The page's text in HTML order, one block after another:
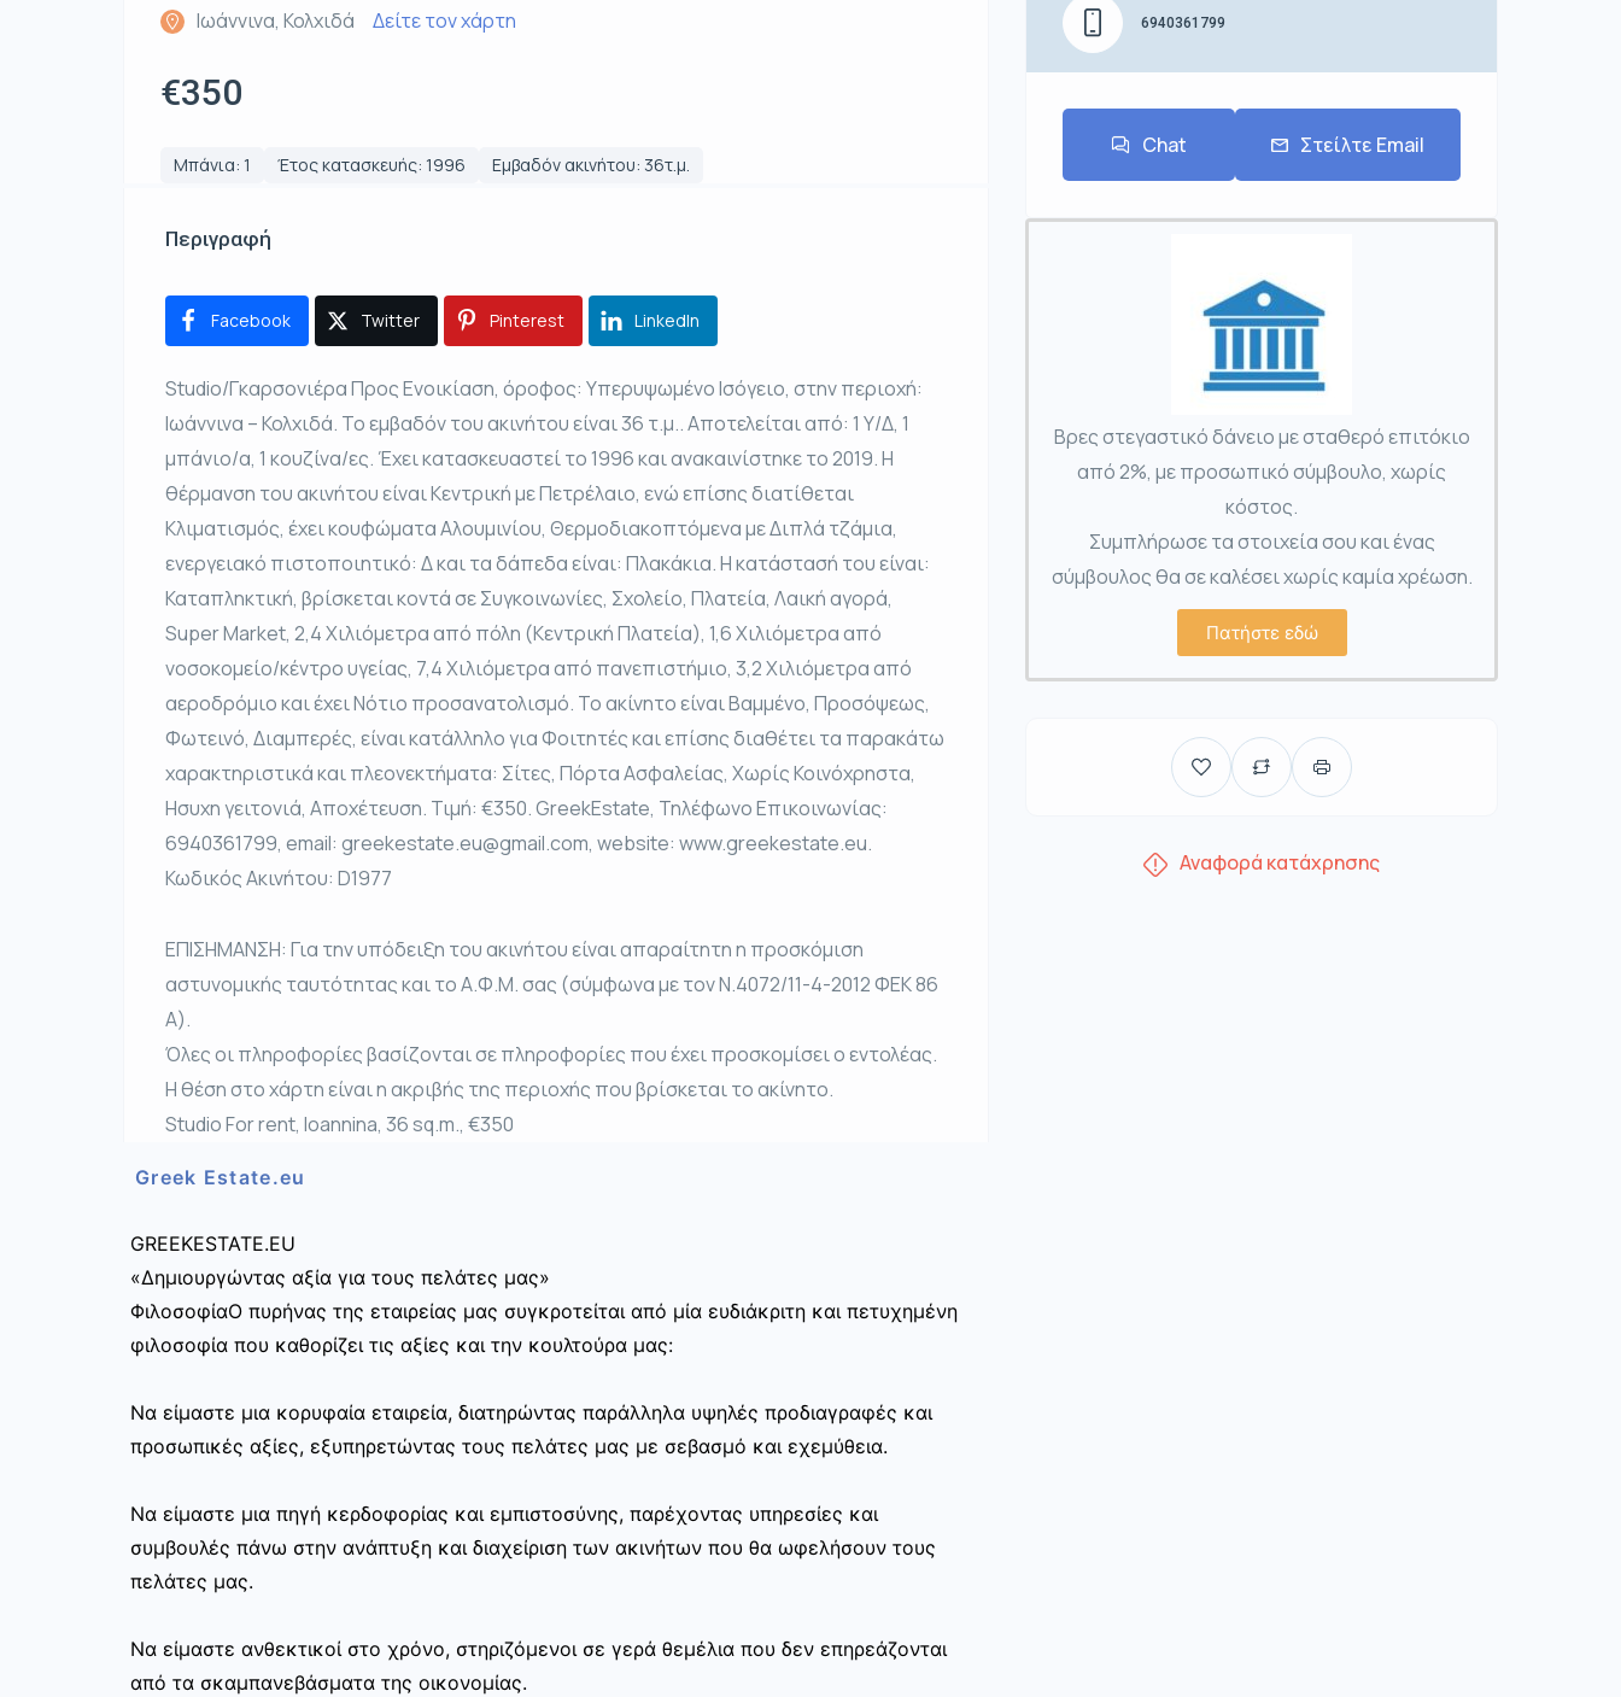
Ιωάννινα, Κολχιδά Δείτε τον χάρτη
€350
Μπάνια: 1 Έτος κατασκευής: 1996 Εμβαδόν ακινήτου: 36τ.μ.
Περιγραφή
Facebook Twitter Pinterest LinkedIn
Studio/Γκαρσονιέρα Προς Ενοικίαση, όροφος: Υπερυψωμένο Ισόγειο, στην περιοχή:
Ιωάννινα – Κολχιδά. Το εμβαδόν του ακινήτου είναι 36 τ.μ.. Αποτελείται από: 1 Υ/Δ, 1
μπάνιο/α, 1 κουζίνα/ες. Έχει κατασκευαστεί το 1996 και ανακαινίστηκε το 2019. Η
θέρμανση του ακινήτου είναι Κεντρική με Πετρέλαιο, ενώ επίσης διατίθεται
Κλιματισμός, έχει κουφώματα Αλουμινίου, Θερμοδιακοπτόμενα με Διπλά τζάμια,
ενεργειακό πιστοποιητικό: Δ και τα δάπεδα είναι: Πλακάκια. Η κατάστασή του είναι:
Καταπληκτική, βρίσκεται κοντά σε Συγκοινωνίες, Σχολείο, Πλατεία, Λαική αγορά,
Super Market, 2,4 Χιλιόμετρα από πόλη (Κεντρική Πλατεία), 1,6 Χιλιόμετρα από
νοσοκομείο/κέντρο υγείας, 7,4 Χιλιόμετρα από πανεπιστήμιο, 3,2 Χιλιόμετρα από
αεροδρόμιο και έχει Νότιο προσανατολισμό. Το ακίνητο είναι Βαμμένο, Προσόψεως,
Φωτεινό, Διαμπερές, είναι κατάλληλο για Φοιτητές και επίσης διαθέτει τα παρακάτω
χαρακτηριστικά και πλεονεκτήματα: Σίτες, Πόρτα Ασφαλείας, Χωρίς Κοινόχρηστα,
Ησυχη γειτονιά, Αποχέτευση. Τιμή: €350. GreekEstate, Τηλέφωνο Επικοινωνίας:
6940361799, email: greekestate.eu@gmail.com, website: www.greekestate.eu.
Κωδικός Ακινήτου: D1977
ΕΠΙΣΗΜΑΝΣΗ: Για την υπόδειξη του ακινήτου είναι απαραίτητη η προσκόμιση
αστυνομικής ταυτότητας και το Α.Φ.Μ. σας (σύμφωνα με τον Ν.4072/11-4-2012 ΦΕΚ 86
Α).
Όλες οι πληροφορίες βασίζονται σε πληροφορίες που έχει προσκομίσει ο εντολέας.
Η θέση στο χάρτη είναι η ακριβής της περιοχής που βρίσκεται το ακίνητο.
Studio For rent, Ioannina, 36 sq.m., €350
Greek Estate.eu
GREEKESTATE.EU
«Δημιουργώντας αξία για τους πελάτες μας»
ΦιλοσοφίαΟ πυρήνας της εταιρείας μας συγκροτείται από μία ευδιάκριτη και πετυχημένη
φιλοσοφία που καθορίζει τις αξίες και την κουλτούρα μας:
Να είμαστε μια κορυφαία εταιρεία, διατηρώντας παράλληλα υψηλές προδιαγραφές και
προσωπικές αξίες, εξυπηρετώντας τους πελάτες μας με σεβασμό και εχεμύθεια.
Να είμαστε μια πηγή κερδοφορίας και εμπιστοσύνης, παρέχοντας υπηρεσίες και
συμβουλές πάνω στην ανάπτυξη και διαχείριση των ακινήτων που θα ωφελήσουν τους
πελάτες μας.
Να είμαστε ανθεκτικοί στο χρόνο, στηριζόμενοι σε γερά θεμέλια που δεν επηρεάζονται
από τα σκαμπανεβάσματα της οικονομίας.
6940361799
Chat Στείλτε Email
Βρες στεγαστικό δάνειο με σταθερό επιτόκιο
από 2%, με προσωπικό σύμβουλο, χωρίς
κόστος.
Συμπλήρωσε τα στοιχεία σου και ένας
σύμβουλος θα σε καλέσει χωρίς καμία χρέωση.
Πατήστε εδώ
Αναφορά κατάχρησης